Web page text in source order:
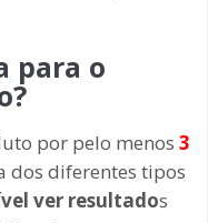
para o
por pelo menos 3
dos diferentes tipos
ver resultados